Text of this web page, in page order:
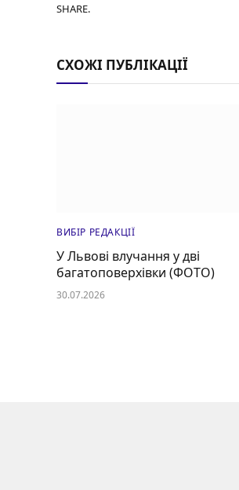
SHARE.
СХОЖІ ПУБЛІКАЦІЇ
ВИБІР РЕДАКЦІЇ
У Львові влучання у дві
багатоповерхівки (ФОТО)
30.07.2026